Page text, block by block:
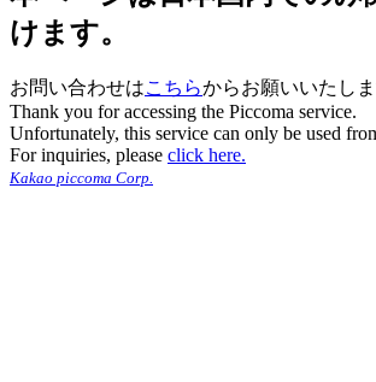
けます。
お問い合わせはこちらからお願いいたしま
Thank you for accessing the Piccoma service.
Unfortunately, this service can only be used
For inquiries, please click here.
Kakao piccoma Corp.